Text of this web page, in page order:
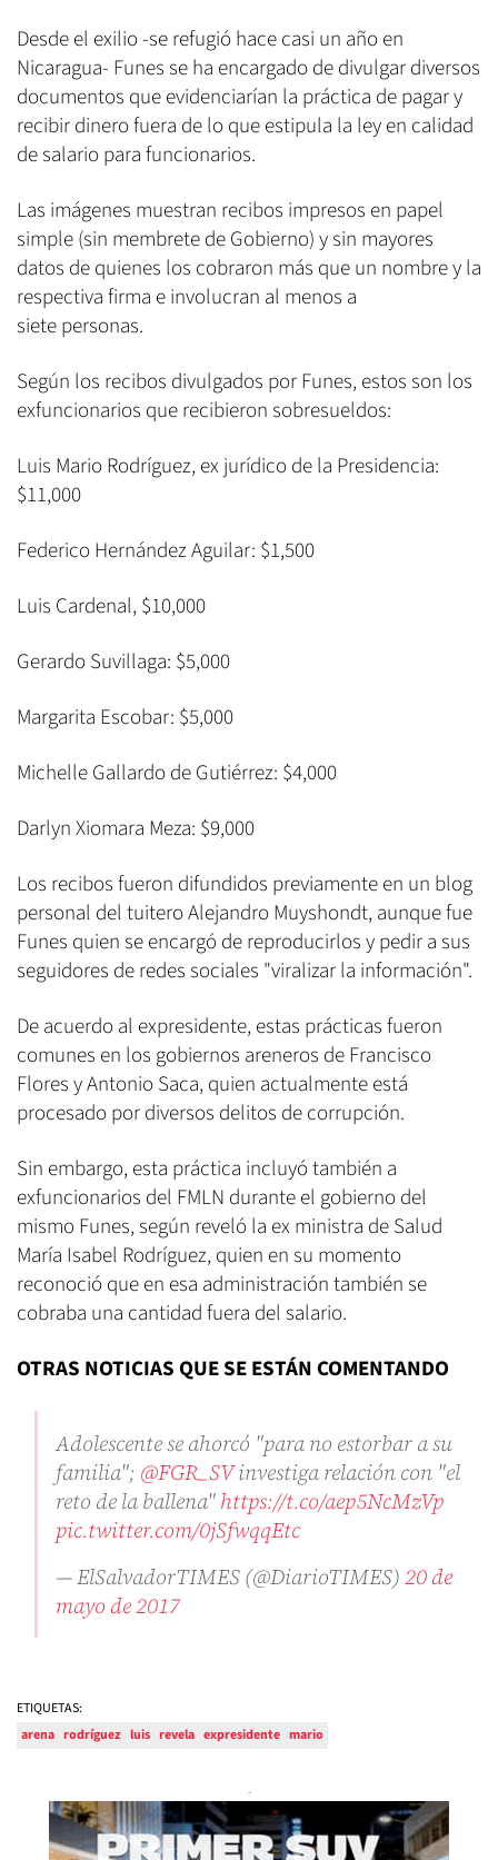
Desde el exilio -se refugió hace casi un año en
Nicaragua- Funes se ha encargado de divulgar diversos
documentos que evidenciarían la práctica de pagar y
recibir dinero fuera de lo que estipula la ley en calidad
de salario para funcionarios.
Las imágenes muestran recibos impresos en papel
simple (sin membrete de Gobierno) y sin mayores
datos de quienes los cobraron más que un nombre y la
respectiva firma e involucran al menos a
siete personas.
Según los recibos divulgados por Funes, estos son los
exfuncionarios que recibieron sobresueldos:
Luis Mario Rodríguez, ex jurídico de la Presidencia:
$11,000
Federico Hernández Aguilar: $1,500
Luis Cardenal, $10,000
Gerardo Suvillaga: $5,000
Margarita Escobar: $5,000
Michelle Gallardo de Gutiérrez: $4,000
Darlyn Xiomara Meza: $9,000
Los recibos fueron difundidos previamente en un blog
personal del tuitero Alejandro Muyshondt, aunque fue
Funes quien se encargó de reproducirlos y pedir a sus
seguidores de redes sociales "viralizar la información".
De acuerdo al expresidente, estas prácticas fueron
comunes en los gobiernos areneros de Francisco
Flores y Antonio Saca, quien actualmente está
procesado por diversos delitos de corrupción.
Sin embargo, esta práctica incluyó también a
exfuncionarios del FMLN durante el gobierno del
mismo Funes, según reveló la ex ministra de Salud
María Isabel Rodríguez, quien en su momento
reconoció que en esa administración también se
cobraba una cantidad fuera del salario.
OTRAS NOTICIAS QUE SE ESTÁN COMENTANDO
Adolescente se ahorcó "para no estorbar a su
familia"; @FGR_SVinvestiga relación con "el
reto de la ballena"https://t.co/aep5NcMzVp
pic.twitter.com/0jSfwqqEtc
— ElSalvadorTIMES (@DiarioTIMES)20 de
mayo de 2017
ETIQUETAS:
arena rodríguez luis revela expresidente mario